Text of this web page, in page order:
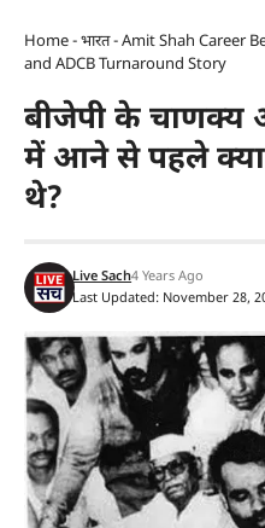
Home-भारत-Amit Shah Career
and ADCB Turnaround Story
बीजेपी के चाणक्य
में आने से पहले
थे?
Last Updated: November 28,
Live Sach4 Years Ago